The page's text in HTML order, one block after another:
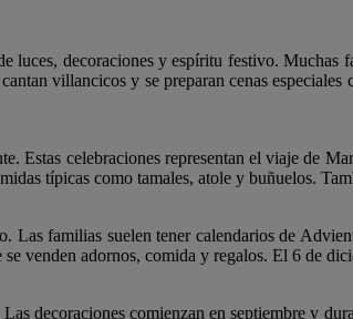
luces, decoraciones y espíritu festivo.
villancicos y se preparan cenas
Estas celebraciones representan el viaje de
típicas como tamales, atole y buñuelos.
familias suelen tener calendarios de
venden adornos, comida y regalos. El 6 de
decoraciones comienzan en septiembre y